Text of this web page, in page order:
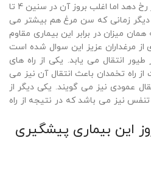
ممکن است در هر سنی در طیور رخ دهد اما اغلب بروز آن در سنین 4 تا
دیگر زمانی که سن مرغ هم بیشتر می
میزان در برابر این بیماری مقاوم
از مرغداران عزیز این سوال شده است
انتقال می یابد. یکی از راه های
راه تخمدان باعث انتقال آن نیز می
عمودی نیز می گویند. یکی دیگر از
تنفس نیز می باشد که در نتیجه از راه
این بیماری پیشگیری